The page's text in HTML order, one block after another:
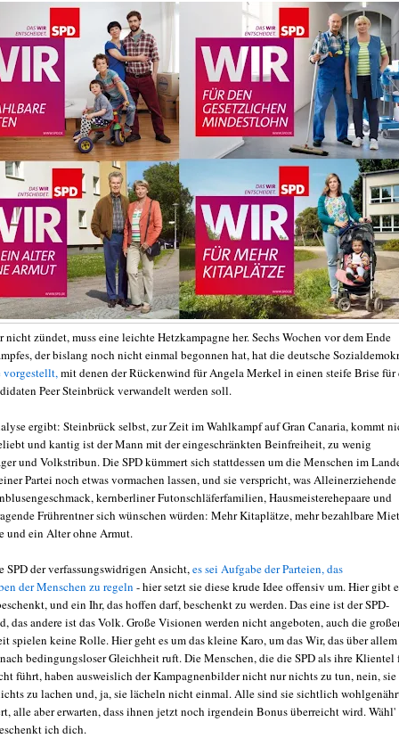
nicht zündet, muss eine leichte Hetzkampagne her. Sechs Wochen vor dem Ende
der bislang noch nicht einmal begonnen hat, hat die deutsche
vorgestellt,mit denen der Rückenwind für Angela Merkel in einen steife Brise für
Peer Steinbrück verwandelt werden soll.
ergibt: Steinbrück selbst, zur Zeit im Wahlkampf auf Gran Canaria, kommt
und kantig ist der Mann mit der eingeschränkten Beinfreiheit, zu wenig
und Volkstribun. Die SPD kümmert sich stattdessen um die Menschen im
Partei noch etwas vormachen lassen, und sie verspricht, was
kernberliner Futonschläferfamilien, Hausmeisterehepaare und
Frührentner sich wünschen würden: Mehr Kitaplätze, mehr bezahlbare
und ein Alter ohne Armut.
SPD der verfassungswidrigen Ansicht,es sei Aufgabe der Parteien, das
der Menschen zu regeln - hier setzt sie diese krude Idee offensiv um. Hier gibt
und ein Ihr, das hoffen darf, beschenkt zu werden. Das eine ist der SPD-
das andere ist das Volk. Große Visionen werden nicht angeboten, auch die
spielen keine Rolle. Hier geht es um das kleine Karo, um das Wir, das über allem
bedingungsloser Gleichheit ruft. Die Menschen, die die SPD als ihre Klientel
führt, haben ausweislich der Kampagnenbilder nicht nur nichts zu tun, nein, sie
zu lachen und, ja, sie lächeln nicht einmal. Alle sind sie sichtlich
alle aber erwarten, dass ihnen jetzt noch irgendein Bonus überreicht wird. Wähl'
ich dich.